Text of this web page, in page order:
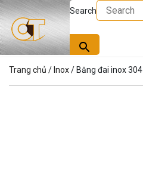
Search
Trang chủ / Inox/ Băng đai inox 304